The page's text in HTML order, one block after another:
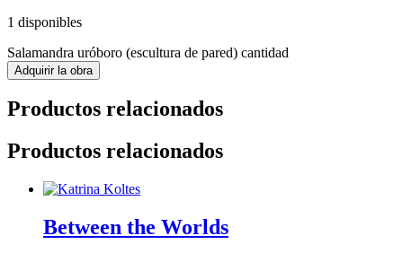
1 disponibles
Salamandra uróboro (escultura de pared) cantidad
Adquirir la obra
Productos relacionados
Productos relacionados
Between the Worlds